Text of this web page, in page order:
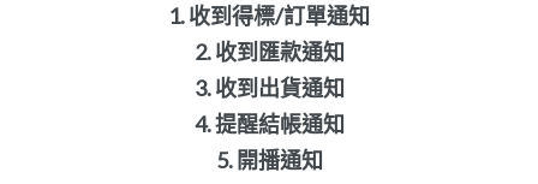
1. 收到得標/訂單通知
2. 收到匯款通知
3. 收到出貨通知
4. 提醒結帳通知
5. 開播通知